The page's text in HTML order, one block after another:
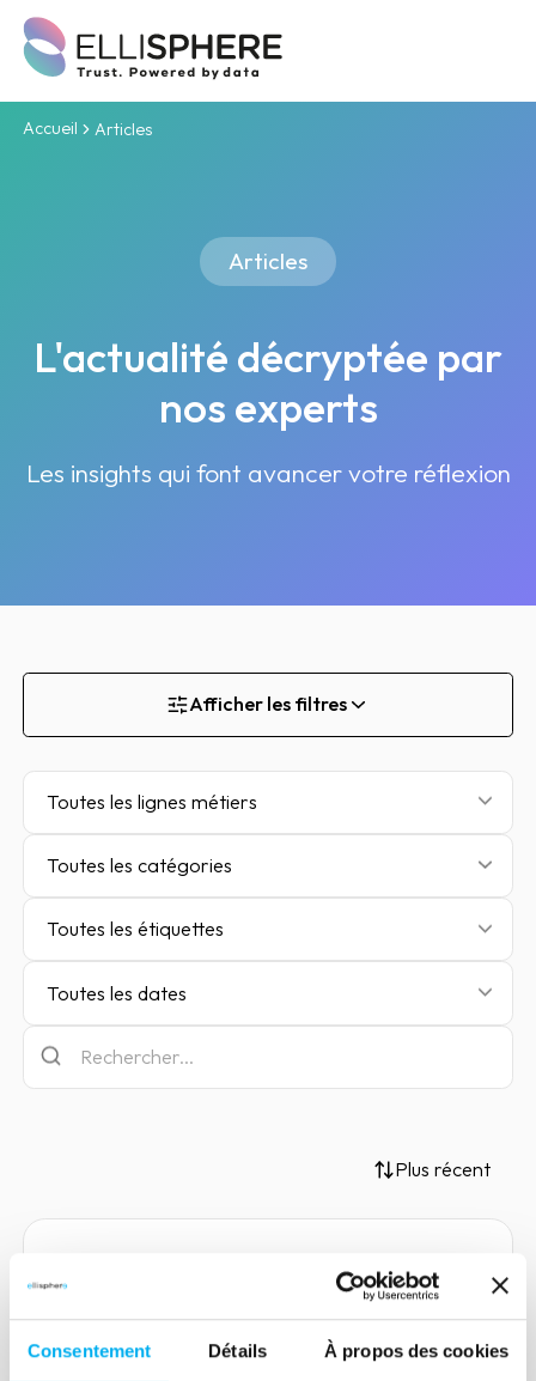
Consentement Détails À propos des cookies
Accueil Articles
Articles
L'actualité décryptée par
nos experts
Les insights qui font avancer votre réflexion
Afficher les filtres
Toutes les lignes métiers
Toutes les catégories
Toutes les étiquettes
Toutes les dates
Plus récent
Podcast | Data Science,
quelles tendances pour 2022